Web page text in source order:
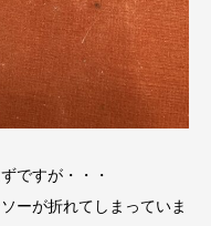
ですが・・・
ーが折れてしまっていま